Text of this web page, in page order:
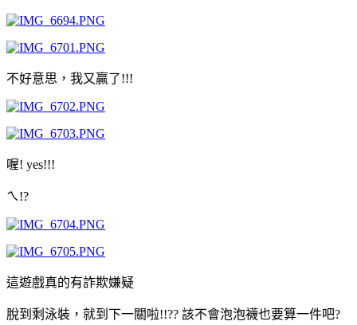
不好意思，我又贏了!!!
喔! yes!!!
ㄟ!?
這遊戲真的有詐欺嫌疑
脫到剩泳裝，就到下一關啦!!?? 該不會泡泡襪也要算一件吧?